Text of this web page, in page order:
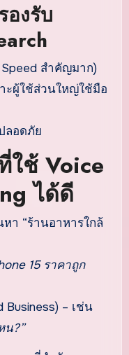
องรับ
Speed สำคัญมาก)
ะผู้ใช้ส่วนใหญ่ใช้มือ
ลอดภัย
ใช้ Voice
ได้ดี
า “ร้านอาหารใกล้
15 ราคาถูก
Business) – เช่น
น?”